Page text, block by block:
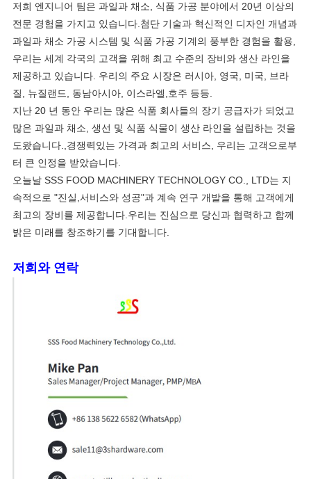
저희 엔지니어 팀은 과일과 채소, 식품 가공 분야에서 20년 이상의
전문 경험을 가지고 있습니다.첨단 기술과 혁신적인 디자인 개념과
과일과 채소 가공 시스템 및 식품 가공 기계의 풍부한 경험을 활용,
우리는 세계 각국의 고객을 위해 최고 수준의 장비와 생산 라인을
제공하고 있습니다. 우리의 주요 시장은 러시아, 영국, 미국, 브라
질, 뉴질랜드, 동남아시아, 이스라엘,호주 등등.
지난 20 년 동안 우리는 많은 식품 회사들의 장기 공급자가 되었고
많은 과일과 채소, 생선 및 식품 식물이 생산 라인을 설립하는 것을
도왔습니다.,경쟁력있는 가격과 최고의 서비스, 우리는 고객으로부
터 큰 인정을 받았습니다.
오늘날 SSS FOOD MACHINERY TECHNOLOGY CO., LTD는 지
속적으로 "진실,서비스와 성공"과 계속 연구 개발을 통해 고객에게
최고의 장비를 제공합니다.우리는 진심으로 당신과 협력하고 함께
밝은 미래를 창조하기를 기대합니다.
저희와 연락